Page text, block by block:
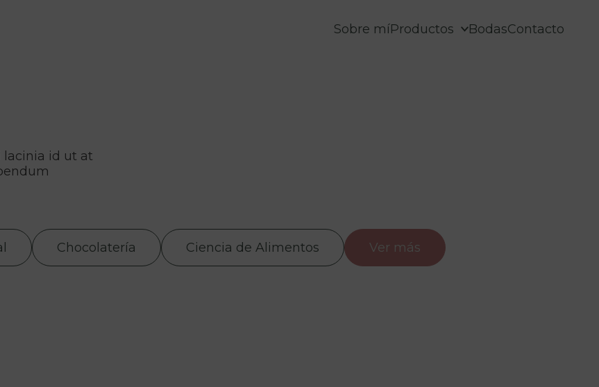
Sobre míProductos BodasContacto
lacinia id ut at
Chocolatería Ciencia de Alimentos Ver más